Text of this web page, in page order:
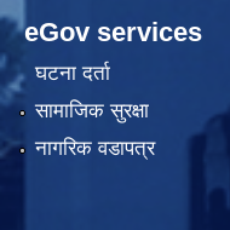
eGov services
घटना दर्ता
सामाजिक सुरक्षा
नागरिक वडापत्र